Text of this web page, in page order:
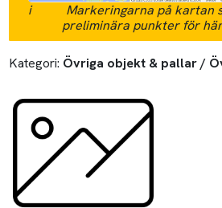
i
Markeringarna på kartan
preliminära punkter för
Kategori: Övriga objekt & pallar /